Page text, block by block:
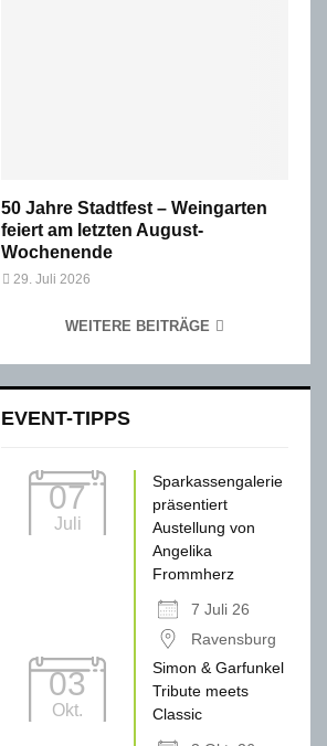
50 Jahre Stadtfest – Weingarten
feiert am letzten August-
Wochenende
29. Juli 2026
WEITERE BEITRÄGE
EVENT-TIPPS
07
Juli
Sparkassengalerie
präsentiert
Austellung von
Angelika
Frommherz
7 Juli 26
Ravensburg
03
Okt.
Simon & Garfunkel
Tribute meets
Classic